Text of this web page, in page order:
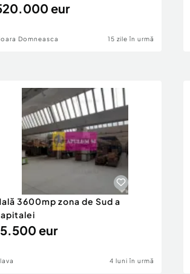
eur
Domneasca 15 zile în urmă
3600mp zona de Sud a
eur
4 luni în urmă